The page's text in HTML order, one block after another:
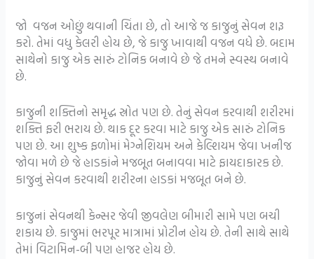
જો વજન ઓછું થવાની ચિંતા છે, તો આજે જ કાજુનું સેવન શરૂ
કરો. તેમાં વધુ કેલરી હોય છે, જે કાજુ ખાવાથી વજન વધે છે. બદામ
સાથેનો કાજુ એક સારું ટોનિક બનાવે છે જે તમને સ્વસ્થ બનાવે
છે.
કાજુની શક્તિનો સમૃદ્ધ સ્રોત પણ છે. તેનું સેવન કરવાથી શરીરમાં
શક્તિ ફરી ભરાય છે. થાક દૂર કરવા માટે કાજુ એક સારું ટોનિક
પણ છે. આ શુષ્ક ફળોમાં મેગ્નેશિયમ અને કેલ્શિયમ જેવા ખનીજ
જોવા મળે છે જે હાડકાંને મજબૂત બનાવવા માટે ફાયદાકારક છે.
કાજુનું સેવન કરવાથી શરીરના હાડકાં મજબૂત બને છે.
કાજુનાં સેવનથી કેન્સર જેવી જીવલેણ બીમારી સામે પણ બચી
શકાય છે. કાજુમાં ભરપૂર માત્રામાં પ્રોટીન હોય છે. તેની સાથે સાથે
તેમાં વિટામિન-બી પણ હાજર હોય છે.